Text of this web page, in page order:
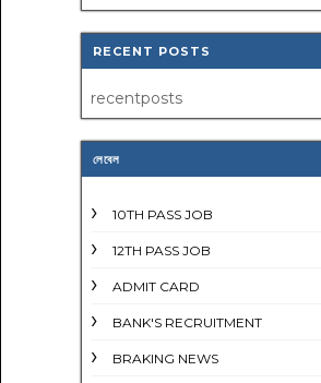
RECENT POSTS
recentposts
লেবেল
10TH PASS JOB
12TH PASS JOB
ADMIT CARD
BANK'S RECRUITMENT
BRAKING NEWS